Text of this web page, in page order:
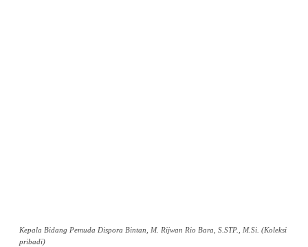
Kepala Bidang Pemuda Dispora Bintan, M. Rijwan Rio Bara, S.STP., M.Si. (Koleksi
pribadi)